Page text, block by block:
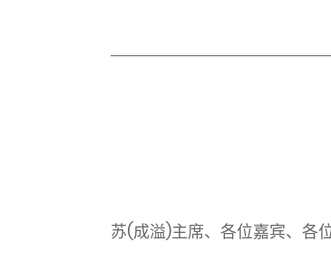
苏(成溢)主席、各位嘉宾、各